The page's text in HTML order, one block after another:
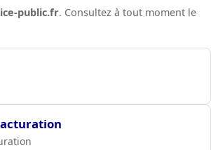
public.fr. Consultez à tout moment le